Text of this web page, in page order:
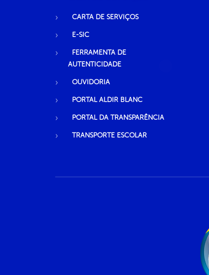
CARTA DE SERVIÇOS
E-SIC
FERRAMENTA DE
AUTENTICIDADE
OUVIDORIA
PORTAL ALDIR BLANC
PORTAL DA TRANSPARÊNCIA
TRANSPORTE ESCOLAR